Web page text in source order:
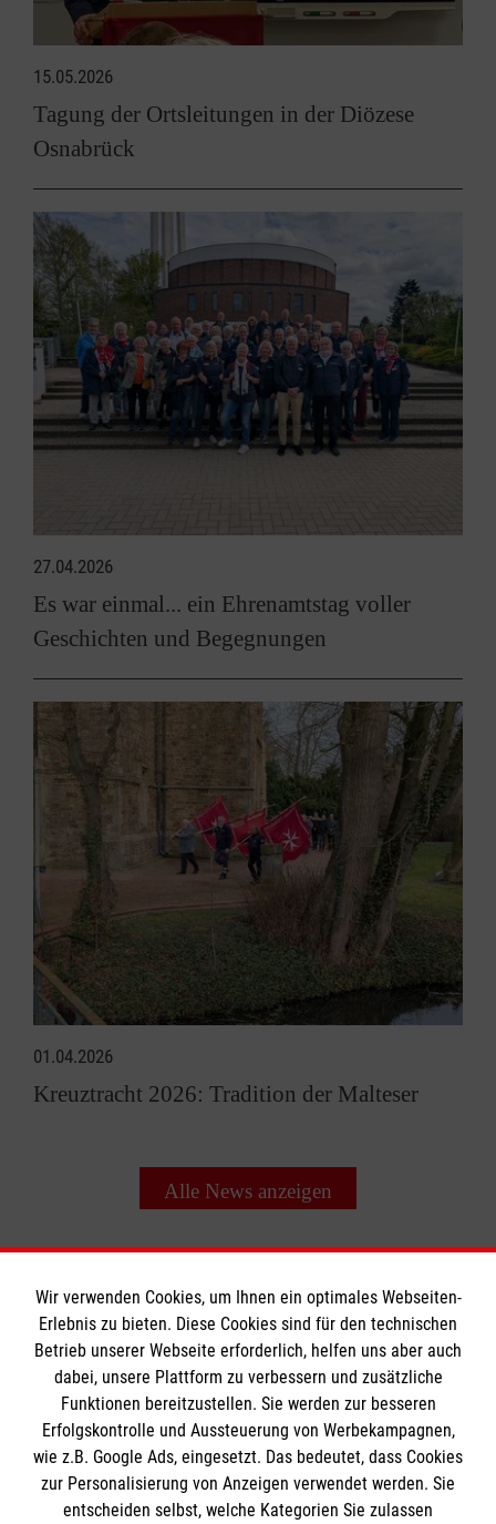
15.05.2026
Tagung der Ortsleitungen in der Diözese
Osnabrück
27.04.2026
Es war einmal... ein Ehrenamtstag voller
Geschichten und Begegnungen
01.04.2026
Kreuztracht 2026: Tradition der Malteser
Alle News anzeigen
Informationen
Impressum
Datenschutz
Kontakt
Die Malteser
Wir verwenden Cookies, um Ihnen ein optimales Webseiten-
Erlebnis zu bieten. Diese Cookies sind für den technischen
Betrieb unserer Webseite erforderlich, helfen uns aber auch
dabei, unsere Plattform zu verbessern und zusätzliche
Funktionen bereitzustellen. Sie werden zur besseren
Erfolgskontrolle und Aussteuerung von Werbekampagnen,
wie z.B. Google Ads, eingesetzt. Das bedeutet, dass Cookies
zur Personalisierung von Anzeigen verwendet werden. Sie
entscheiden selbst, welche Kategorien Sie zulassen